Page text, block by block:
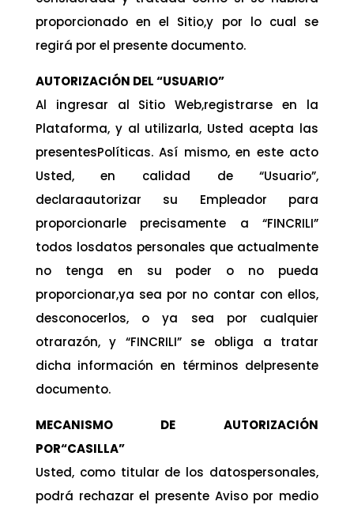
proporcionado en el Sitio,y por lo cual se
regirá por el presente documento.
AUTORIZACIÓN DEL “USUARIO”
Al ingresar al Sitio Web,registrarse en la
Plataforma, y al utilizarla, Usted acepta las
presentesPolíticas. Así mismo, en este acto
Usted, en calidad de “Usuario”,
declaraautorizar su Empleador para
proporcionarle precisamente a “FINCRILI”
todos losdatos personales que actualmente
no tenga en su poder o no pueda
proporcionar,ya sea por no contar con ellos,
desconocerlos, o ya sea por cualquier
otrarazón, y “FINCRILI” se obliga a tratar
dicha información en términos delpresente
documento.
MECANISMO DE AUTORIZACIÓN
POR“CASILLA”
Usted, como titular de los datospersonales,
podrá rechazar el presente Aviso por medio